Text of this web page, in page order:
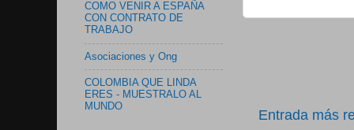
Entrada más
COMO VENIR A ESPAÑA
CON CONTRATO DE
TRABAJO
Asociaciones y Ong
COLOMBIA QUE LINDA
ERES - MUESTRALO AL
MUNDO